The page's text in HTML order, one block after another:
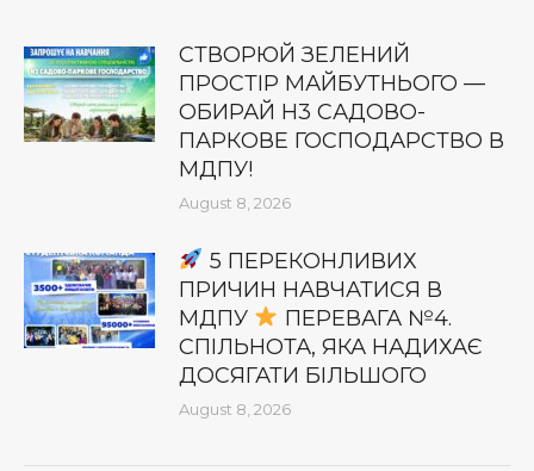
СТВОРЮЙ ЗЕЛЕНИЙ
ПРОСТІР МАЙБУТНЬОГО —
ОБИРАЙ Н3 САДОВО-
ПАРКОВЕ ГОСПОДАРСТВО В
МДПУ!
August 8, 2026
5 ПЕРЕКОНЛИВИХ
ПРИЧИН НАВЧАТИСЯ В
МДПУ
ПЕРЕВАГА №4.
СПІЛЬНОТА, ЯКА НАДИХАЄ
ДОСЯГАТИ БІЛЬШОГО
August 8, 2026